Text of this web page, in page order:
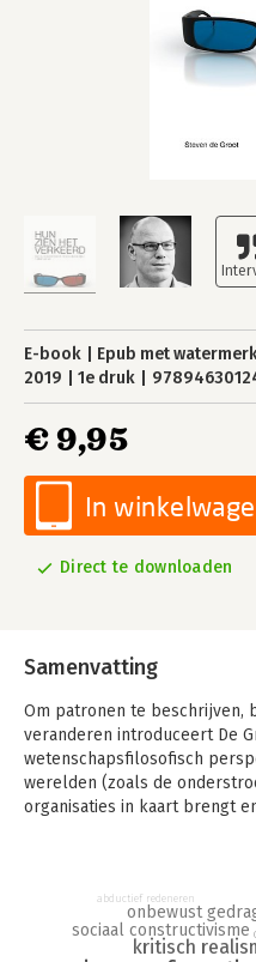
E-book Epub met
2019
1e druk
€ 9,95
In
Direct te downloaden
Samenvatting
Om patronen te beschrijven,
veranderen introduceert De
wetenschapsfilosofisch
werelden (zoals de
organisaties in kaart brengt
en daarmee de gelaagdheid
en de 'niet-feitelijke'
verbinden. Uniek aan dit
kritisch
sociaal constructivisme
onbewust
abductief redeneren